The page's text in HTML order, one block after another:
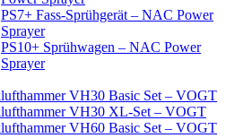
PS7+ Fass-Sprühgerät – NAC Power
Sprayer
PS10+ Sprühwagen – NAC Power
Sprayer
VH30 Basic Set – VOGT
VH30 XL-Set – VOGT
VH60 Basic Set – VOGT